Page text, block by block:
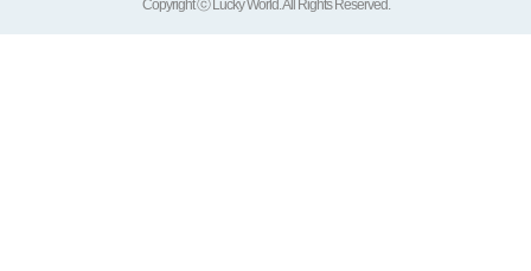
Copyright ⓒ Lucky World. All Rights Reserved.